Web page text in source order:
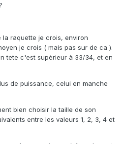
la raquette je crois, environ
je crois ( mais pas sur de ca ).
tete c'est supérieur à 33/34, et en
de puissance, celui en manche
bien choisir la taille de son
entre les valeurs 1, 2, 3, 4 et